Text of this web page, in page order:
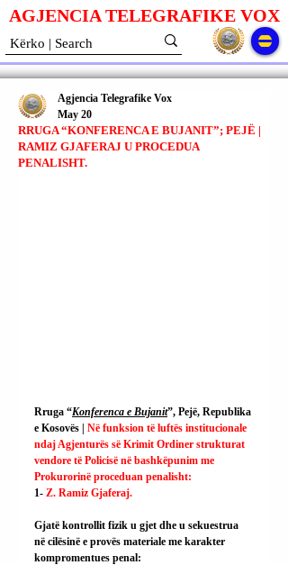
AGJENCIA TELEGRAFIKE VOX
RRUGA “KONFERENCA E BUJANIT”; PEJË |
RAMIZ GJAFERAJ U PROCEDUA
PENALISHT.
Agjencia Telegrafike Vox
May 20
Rruga “Konferenca e Bujanit”, Pejë, Republika
e Kosovës | Në funksion të luftës institucionale
ndaj Agjenturës së Krimit Ordiner strukturat
vendore të Policisë në bashkëpunim me
Prokurorinë proceduan penalisht:
1- Z. Ramiz Gjaferaj.
Gjatë kontrollit fizik u gjet dhe u sekuestrua
në cilësinë e provës materiale me karakter
kompromentues penal: